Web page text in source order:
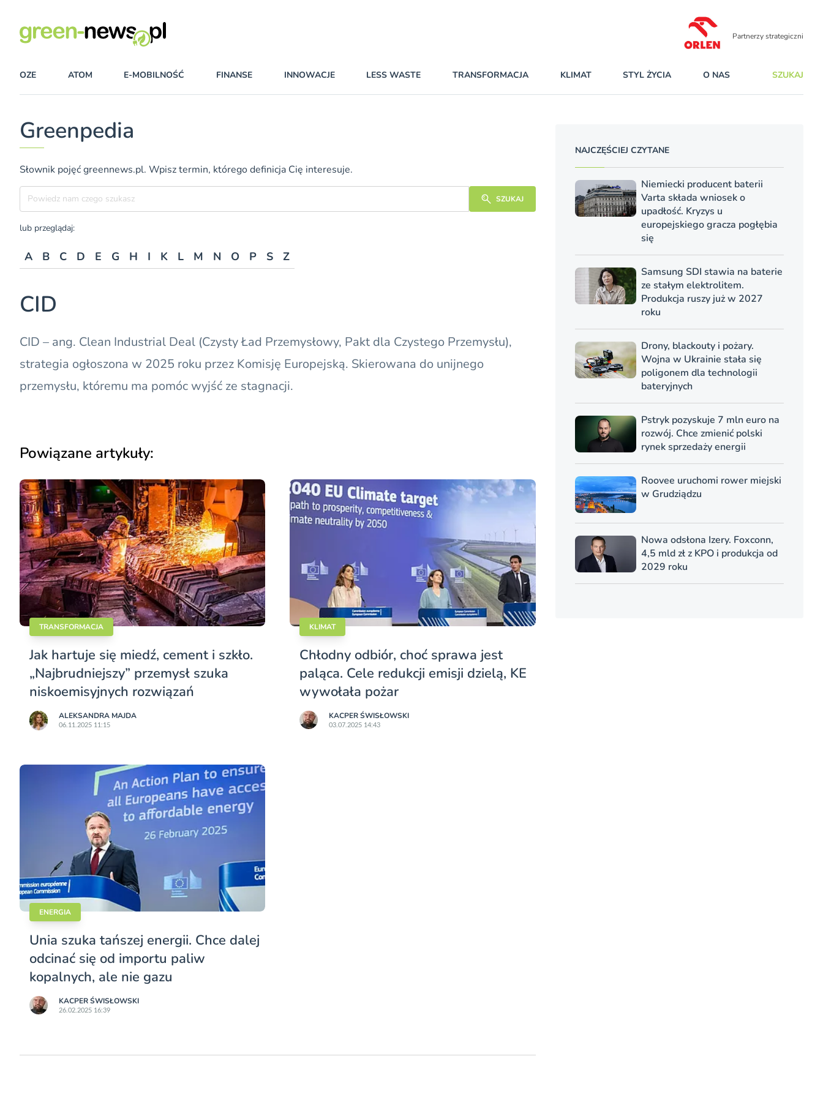
Partnerzy strategiczni
OZE ATOM E-MOBILNOŚĆ FINANSE INNOWACJE LESS WASTE TRANSFORMACJA KLIMAT STYL ŻYCIA O NAS SZUKAJ
Greenpedia
Słownik pojęć greennews.pl. Wpisz termin, którego definicja Cię interesuje.
Szukane hasło
SZUKAJ
lub przeglądaj:
A B C D E G H I K L M N O P S Z
CID
CID – ang. Clean Industrial Deal (Czysty Ład Przemysłowy, Pakt dla Czystego Przemysłu),
strategia ogłoszona w 2025 roku przez Komisję Europejską. Skierowana do unijnego
przemysłu, któremu ma pomóc wyjść ze stagnacji.
Powiązane artykuły:
TRANSFORMACJA
Jak hartuje się miedź, cement i szkło.
„Najbrudniejszy” przemysł szuka
niskoemisyjnych rozwiązań
ALEKSANDRA MAJDA
06.11.2025 11:15
KLIMAT
Chłodny odbiór, choć sprawa jest
paląca. Cele redukcji emisji dzielą, KE
wywołała pożar
KACPER ŚWISŁO­WSKI
03.07.2025 14:43
ENERGIA
Unia szuka tańszej energii. Chce dalej
odcinać się od importu paliw
kopalnych, ale nie gazu
KACPER ŚWISŁO­WSKI
26.02.2025 16:39
NAJCZĘŚCIEJ CZYTANE
Niemiecki producent baterii
Varta składa wniosek o
upadłość. Kryzys u
europejskiego gracza pogłębia
się
Samsung SDI stawia na baterie
ze stałym elektrolitem.
Produkcja ruszy już w 2027
roku
Drony, blackouty i pożary.
Wojna w Ukrainie stała się
poligonem dla technologii
bateryjnych
Pstryk pozyskuje 7 mln euro na
rozwój. Chce zmienić polski
rynek sprzedaży energii
Roovee uruchomi rower miejski
w Grudziądzu
Nowa odsłona Izery. Foxconn,
4,5 mld zł z KPO i produkcja od
2029 roku